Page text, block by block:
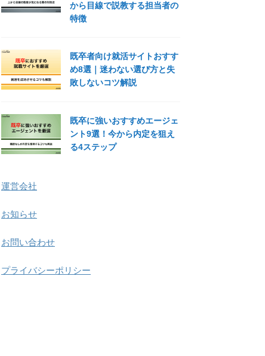
から目線で説教する担当者の
特徴
既卒者向け就活サイトおすす
め8選｜迷わない選び方と失
敗しないコツ解説
既卒に強いおすすめエージェ
ント9選！今から内定を狙え
る4ステップ
運営会社
お知らせ
お問い合わせ
プライバシーポリシー